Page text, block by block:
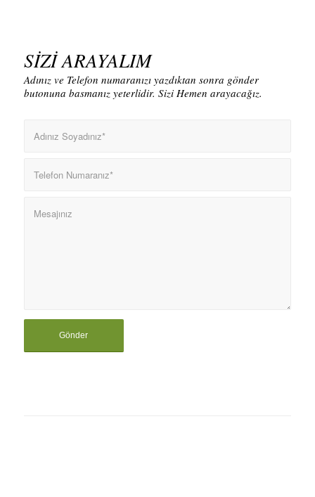
SİZİ ARAYALIM
Adınız ve Telefon numaranızı yazdıktan sonra gönder
butonuna basmanız yeterlidir. Sizi Hemen arayacağız.